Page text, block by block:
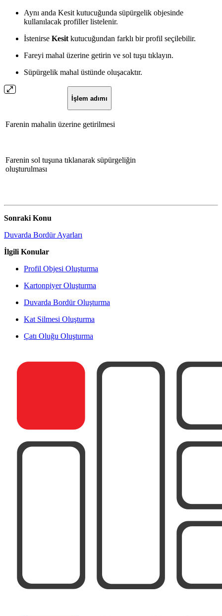
Aynı anda Kesit kutucuğunda süpürgelik objesinde
kullanılacak profiller listelenir.
İstenirse Kesitkutucuğundan farklı bir profil seçilebilir.
Fareyi mahal üzerine getirin ve sol tuşu tıklayın.
Süpürgelik mahal üstünde oluşacaktır.
İşlem adımı
Farenin mahalin üzerine getirilmesi
Farenin sol tuşuna tıklanarak süpürgeliğin
oluşturulması
Sonraki Konu
Duvarda Bordür Ayarları
İlgili Konular
Profil Objesi Oluşturma
Kartonpiyer Oluşturma
Duvarda Bordür Oluşturma
Kat Silmesi Oluşturma
Çatı Oluğu Oluşturma